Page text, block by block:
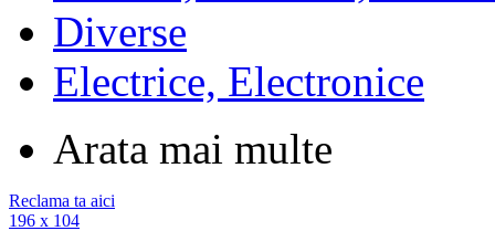
Diverse
Electrice, Electronice
Arata mai multe
Reclama ta aici
196 x 104